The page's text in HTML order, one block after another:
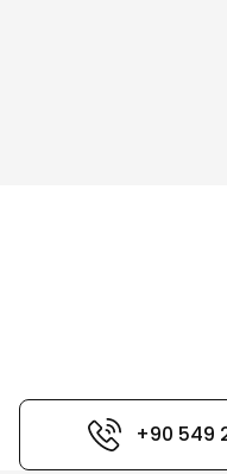
+90 549